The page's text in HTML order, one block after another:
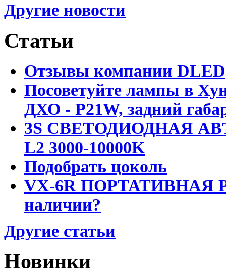
Другие новости
Статьи
Отзывы компании DLED
Посоветуйте лампы в
ДХО - P21W, задний
3S СВЕТОДИОДНАЯ
L2 3000-10000K
Подобрать цоколь
VX-6R ПОРТАТИВНАЯ
наличии?
Другие статьи
Новинки